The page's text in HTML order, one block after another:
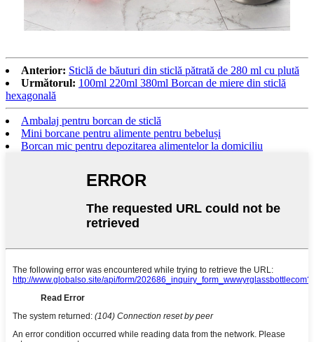
Anterior: Sticlă de băuturi din sticlă pătrată de 280 ml cu plută
Următorul: 100ml 220ml 380ml Borcan de miere din sticlă
hexagonală
Ambalaj pentru borcan de sticlă
Mini borcane pentru alimente pentru bebeluși
Borcan mic pentru depozitarea alimentelor la domiciliu